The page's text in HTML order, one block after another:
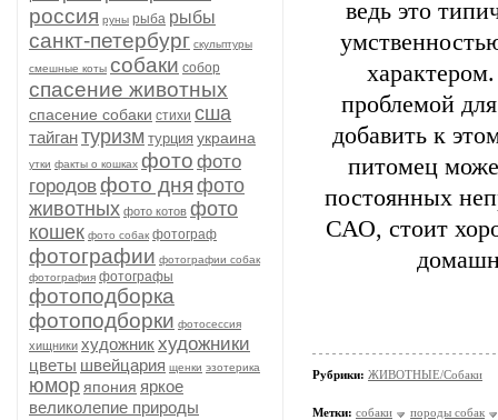
россия руны рыба рыбы
санкт-петербург скульптуры
смешные коты собаки собор
спасение животных
спасение собаки стихи сша
тайгантуризм турция украина
утки факты о кошках фото фото
городовфото дня фото
животных фото котов фото
кошек фото собак фотограф
фотографии фотографии собак
фотография фотографы
фотоподборка
фотоподборки фотосессия
хищники художникхудожники
цветы швейцария щенки эзотерика
юмор япония яркое
великолепие природы
ведь это
проблемой
добавить к
питомец
постоянных
САО, стоит
Рубрики: ЖИВОТНЫЕ/Собаки
Метки: собаки породы собак